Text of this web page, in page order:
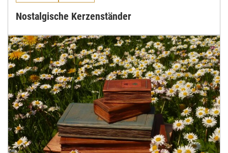
Nostalgische Kerzenständer